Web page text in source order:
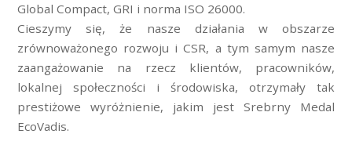
Global Compact, GRI i norma ISO 26000.
Cieszymy się, że nasze działania w obszarze
zrównoważonego rozwoju i CSR, a tym samym nasze
zaangażowanie na rzecz klientów, pracowników,
lokalnej społeczności i środowiska, otrzymały tak
prestiżowe wyróżnienie, jakim jest Srebrny Medal
EcoVadis.